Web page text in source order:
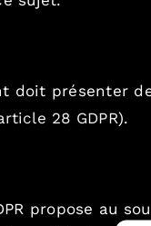
doit présenter
28 GDPR).
propose au